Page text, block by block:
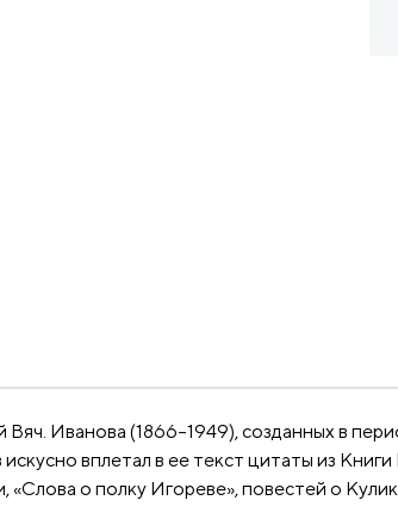
Иванова (1866–1949), созданных в
вплетал в ее текст цитаты из
о полку Игореве», повестей о